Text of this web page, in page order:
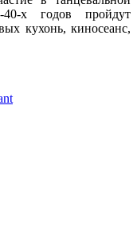
40-х годов пройдут
кухонь, киносеанс,